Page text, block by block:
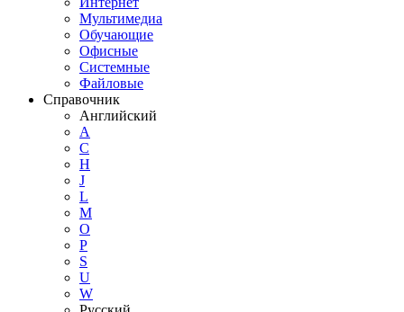
Мультимедиа
Обучающие
Офисные
Системные
Файловые
Справочник
Английский
A
C
H
J
L
M
O
P
S
U
W